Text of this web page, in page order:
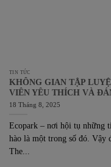
TIN TỨC
KHÔNG GIAN TẬP
VIÊN YÊU THÍCH VÀ
18 Tháng 8, 2025
Ecopark – nơi hội tụ những
hào là một trong số đó. Vậy
The...